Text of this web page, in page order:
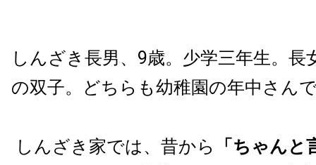
しんざき長男、9歳。少学三年生。長
の双子。どちらも幼稚園の年中さん
しんざき家では、昔から
「ちゃん